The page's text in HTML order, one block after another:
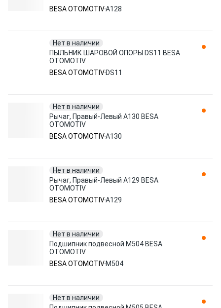
BESA OTOMOTIVA128
Нет в наличии
ПЫЛЬНИК ШАРОВОЙ ОПОРЫ DS11 BESA
OTOMOTIV
BESA OTOMOTIV DS11
Нет в наличии
Рычаг, Правый-Левый A130 BESA
OTOMOTIV
BESA OTOMOTIVA130
Нет в наличии
Рычаг, Правый-Левый A129 BESA
OTOMOTIV
BESA OTOMOTIVA129
Нет в наличии
Подшипник подвесной M504 BESA
OTOMOTIV
BESA OTOMOTIV M504
Нет в наличии